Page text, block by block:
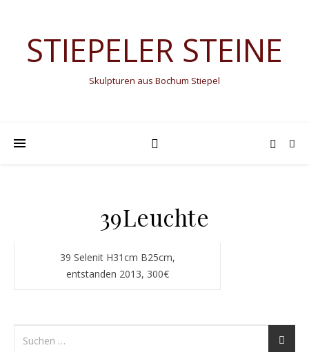
STIEPELER STEINE
Skulpturen aus Bochum Stiepel
39Leuchte
39 Selenit H31cm B25cm,
entstanden 2013, 300€